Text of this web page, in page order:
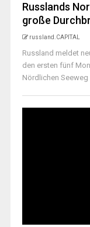
Russlands
große
russland.CAPITAL
Russland meldet
den ersten fünf
Nördlichen Seeweg